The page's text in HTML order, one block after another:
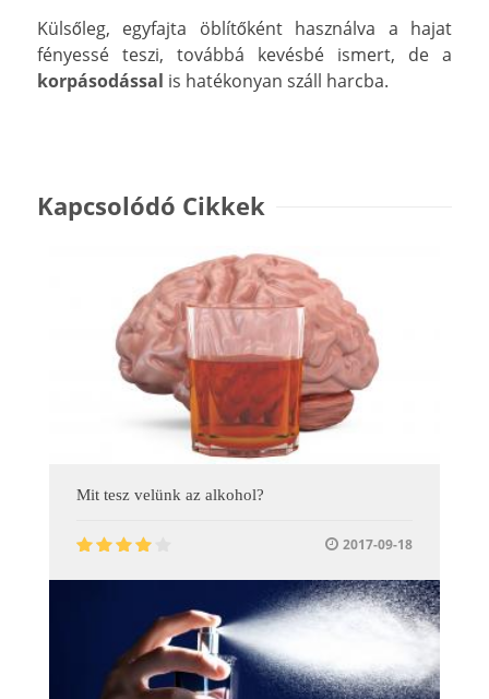
Külsőleg, egyfajta öblítőként használva a hajat
fényessé teszi, továbbá kevésbé ismert, de a
korpásodással is hatékonyan száll harcba.
Kapcsolódó Cikkek
Mit tesz velünk az alkohol?
2017-09-18